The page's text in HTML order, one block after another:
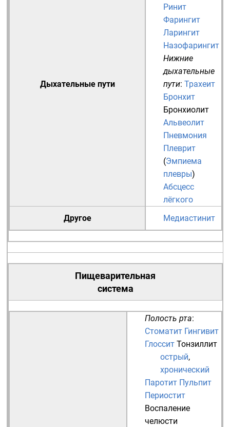
Дыхательные пути
Ринит
Фарингит
Ларингит
Назофарингит
Нижние
дыхательные
пути: Трахеит
Бронхит
Бронхиолит
Альвеолит
Пневмония
Плеврит
(Эмпиема
плевры)
Абсцесс
лёгкого
Другое
Медиастинит
Пищеварительная
система
Полость рта:
Стоматит Гингивит
Глоссит Тонзиллит
острый,
хронический
Паротит Пульпит
Периостит
Воспаление
челюсти